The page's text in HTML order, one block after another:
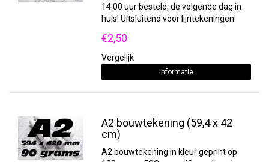
Laat uw bouwtekeningen printen door
Wij van Sneleenposter.nl kunnen uw
bouwtekeningen printen in een uitstekende
kwaliteit. Door te kiezen voor full colour, kunt u
ontwerpen voor uw poster
op de tekening zetten. Dit schept ook meteen
tekening dienen te werken. Een bouwtekening
printen op een poster is voor ons dagelijks werk.
Reken daarom altijd op professionele kwaliteit en
een stevige poster van uw bouwtekening. U heeft
14.00 uur besteld, de volgende dag in
huis! Uitsluitend voor lijntekeningen!
€2,50
Vergelijk
Informatie
A2 bouwtekening (59,4 x 42
cm)
A2 bouwtekening in kleur geprint op